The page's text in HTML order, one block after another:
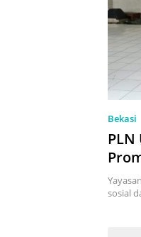
Bekasi
Promo Super Merdeka
76
sosial